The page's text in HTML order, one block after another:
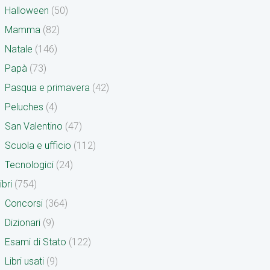
Halloween (50)
Mamma (82)
Natale (146)
Papà (73)
Pasqua e primavera (42)
Peluches (4)
San Valentino (47)
Scuola e ufficio (112)
Tecnologici (24)
(754)
Concorsi (364)
Dizionari (9)
Esami di Stato (122)
Libri usati (9)